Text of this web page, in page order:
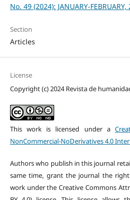
No. 49 (2024): JANUARY-FEBRUARY,
Section
Articles
License
Copyright (c) 2024 Revista de
This work is licensed under a
NonCommercial-NoDerivatives 4.0
Authors who publish in this journal
same time, grant the journal the
work under the Creative Commons